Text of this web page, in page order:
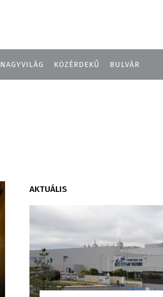
NAGYVILÁG KÖZÉRDEKŰ BULVÁR
AKTUÁLIS